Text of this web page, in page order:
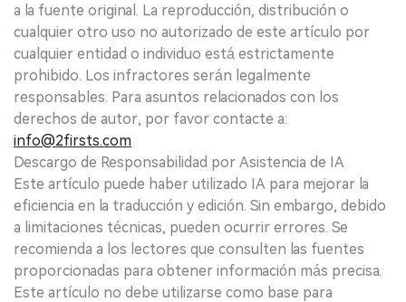
a la fuente original. La reproducción, distribución o
cualquier otro uso no autorizado de este artículo por
cualquier entidad o individuo está estrictamente
prohibido. Los infractores serán legalmente
responsables. Para asuntos relacionados con los
derechos de autor, por favor contacte a:
info@2firsts.com
Descargo de Responsabilidad por Asistencia de IA
Este artículo puede haber utilizado IA para mejorar la
eficiencia en la traducción y edición. Sin embargo, debido
a limitaciones técnicas, pueden ocurrir errores. Se
recomienda a los lectores que consulten las fuentes
proporcionadas para obtener información más precisa.
Este artículo no debe utilizarse como base para